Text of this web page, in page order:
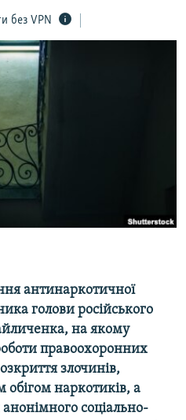
без VPN
антинаркотичної
голови російського
на якому
правоохоронних
злочинів,
наркотиків, а
соціально-